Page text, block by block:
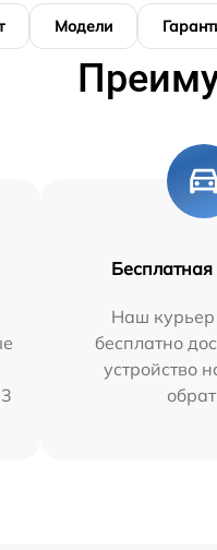
Модели
Бесплатная
Наш
бесплатно
устройство